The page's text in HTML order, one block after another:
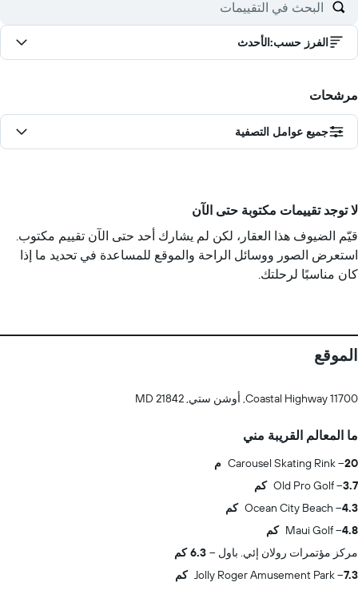
الفرز حسب:الأحدث
مرشحات
جميع عوامل التصفية
لا توجد تقييمات مكتوبة حتى الآن
قيّم الضيوف هذا العقار، لكن لم يشارك أحد حتى الآن تقييم مكتوب.
استعرض الصور ووسائل الراحة والموقع للمساعدة في تحديد ما إذا
كان مناسبًا لرحلتك.
الموقع
11700 Coastal Highway, أوشن ستي, MD 21842
ما المعالم القريبة مني
Carousel Skating Rink
20 م
Old Pro Golf
3.7 كم
Ocean City Beach
4.3 كم
Maui Golf
4.8 كم
مركز مؤتمرات رولان إئي. باول
6.3 كم
Jolly Roger Amusement Park
7.3 كم